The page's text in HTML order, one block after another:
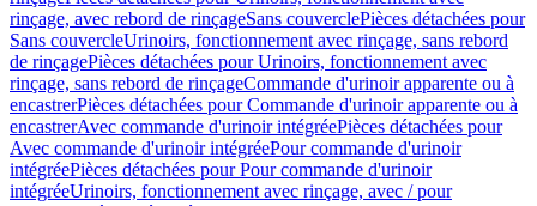
rinçage, avec rebord de rinçageSans couverclePièces détachées pour
Sans couvercleUrinoirs, fonctionnement avec rinçage, sans rebord
de rinçagePièces détachées pour Urinoirs, fonctionnement avec
rinçage, sans rebord de rinçageCommande d'urinoir apparente ou à
encastrerPièces détachées pour Commande d'urinoir apparente ou à
encastrerAvec commande d'urinoir intégréePièces détachées pour
Avec commande d'urinoir intégréePour commande d'urinoir
intégréePièces détachées pour Pour commande d'urinoir
intégréeUrinoirs, fonctionnement avec rinçage, avec / pour